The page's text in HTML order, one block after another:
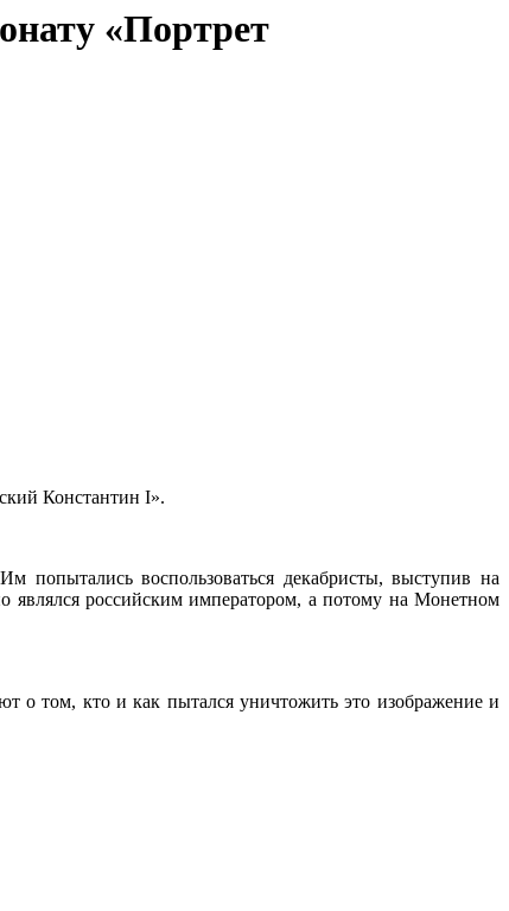
«Портрет
Константин I».
воспользоваться декабристы, выступив на
являлся российским императором, а потому на Монетном
о том, кто и как пытался уничтожить это изображение и